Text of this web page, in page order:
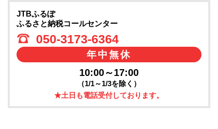
JTBふるぽ
ふるさと納税コールセンター
050-3173-6364
年中無休
10:00～17:00
（1/1～1/3を除く）
★土日も電話受付しております。